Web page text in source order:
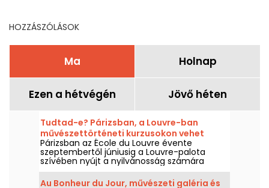
HOZZÁSZÓLÁSOK
Ma Holnap
Ezen a hétvégén Jövő héten
Tudtad-e? Párizsban, a Louvre-ban
művészettörténeti kurzusokon vehet
részt.
Párizsban az École du Louvre évente
szeptembertől júniusig a Louvre-palota
szívében nyújt a nyilvánosság számára
művészettörténeti kurzusokat. A múzeum
időnként ingyenes előadásokat is szervez. A
Au Bonheur du Jour, művészeti galéria és